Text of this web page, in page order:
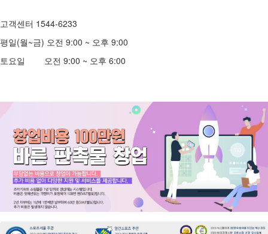
고객센터 1544-6233
평일(월~금) 오전 9:00 ~ 오후 9:00
토요일 오전 9:00 ~ 오후 6:00